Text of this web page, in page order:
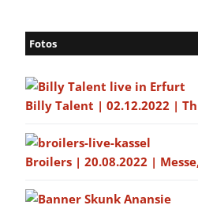
Fotos
Billy Talent | 02.12.2022 |
Broilers | 20.08.2022 |